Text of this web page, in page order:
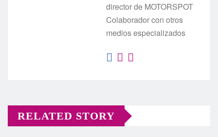
director de MOTORSPOT
Colaborador con otros
medios especializados
RELATED STORY